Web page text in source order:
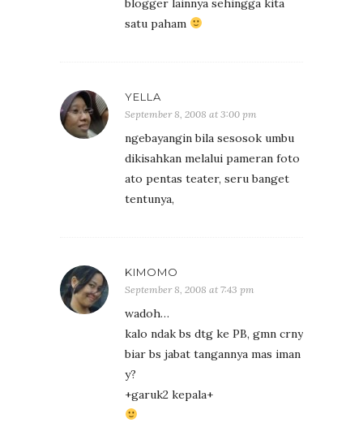
satu paham
YELLA
September 8, 2008 at 3:00 pm
ngebayangin bila sesosok umbu
dikisahkan melalui pameran foto
ato pentas teater, seru banget
tentunya,
KIMOMO
September 8, 2008 at 7:43 pm
wadoh…
kalo ndak bs dtg ke PB, gmn crny
biar bs jabat tangannya mas iman
y?
+garuk2 kepala+